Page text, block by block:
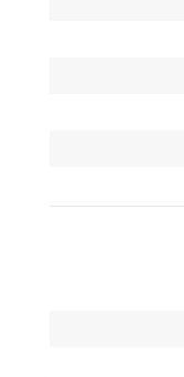
Dzięki
ustawieniami
składników
prędkością.